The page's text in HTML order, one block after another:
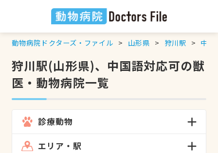
動物病院ドクターズ・ファイル 山形県 狩川駅 中国
狩川駅(山形県)、中国語対応可の獣
医・動物病院一覧
診療動物
エリア・駅